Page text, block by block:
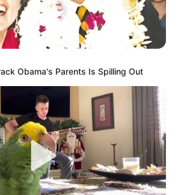
Obama's Parents Is Spilling Out